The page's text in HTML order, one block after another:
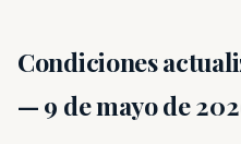
Condiciones
— 9 de mayo de